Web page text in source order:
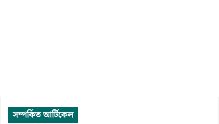
সম্পর্কিত আর্টিকেল